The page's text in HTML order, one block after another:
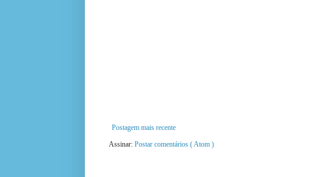
Postagem mais recente
Assinar: Postar comentários ( Atom )